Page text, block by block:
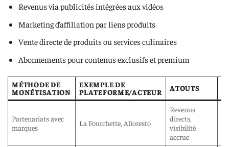
Revenus via publicités intégrées aux vidéos
Marketing d’affiliation par liens produits
Vente directe de produits ou services culinaires
Abonnements pour contenus exclusifs et premium
MÉTHODE DE
MONÉTISATION
EXEMPLE DE
PLATEFORME/ACTEUR
ATOUTS
Partenariats avec
marques
La Fourchette, Alloresto
Revenus
directs,
visibilité
accrue